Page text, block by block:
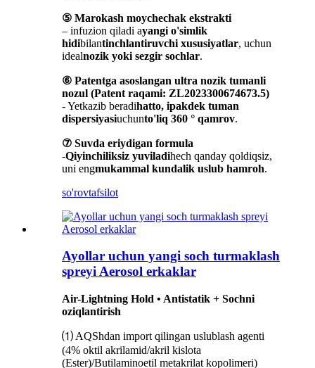
⑤ Marokash moychechak ekstrakti
– infuzion qiladi ayangi o'simlik
hidibilantinchlantiruvchi xususiyatlar, uchun
idealnozik yoki sezgir sochlar.
⑥ Patentga asoslangan ultra nozik tumanli
nozul (Patent raqami: ZL2023300674673.5)
- Yetkazib beradihatto, ipakdek tuman
dispersiyasiuchunto'liq 360 ° qamrov.
⑦ Suvda eriydigan formula
-Qiyinchiliksiz yuviladihech qanday qoldiqsiz,
uni engmukammal kundalik uslub hamroh.
so'rovtafsilot
Ayollar uchun yangi soch turmaklash
spreyi Aerosol erkaklar
Air-Lightning Hold • Antistatik + Sochni
oziqlantirish
⑴ AQShdan import qilingan uslublash agenti
(4% oktil akrilamid/akril kislota
(Ester)/Butilaminoetil metakrilat kopolimeri)